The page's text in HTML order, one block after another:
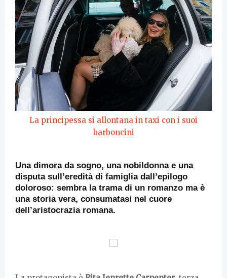
La principessa si allontana in taxi con i suoi
barboncini
Una dimora da sogno, una nobildonna e una
disputa sull’eredità di famiglia dall’epilogo
doloroso: sembra la trama di un romanzo ma è
una storia vera, consumatasi nel cuore
dell’aristocrazia romana.